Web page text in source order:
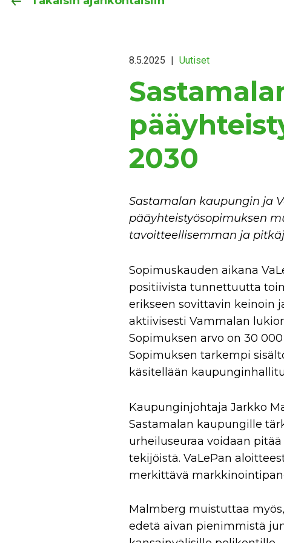
8.5.2025 | Uutiset
2030
Sastamalan kaupungin ja
pääyhteistyösopimuksen
tavoitteellisemman ja
Sopimuskauden aikana
positiivista tunnettuutta
erikseen sovittavin keinoin
aktiivisesti Vammalan
Sopimuksen arvo on 30
Sopimuksen tarkempi
käsitellään
Kaupunginjohtaja Jarkko
Sastamalan kaupungille
urheiluseuraa voidaan
tekijöistä. VaLePan
merkittävä
Malmberg muistuttaa
edetä aivan pienimmistä